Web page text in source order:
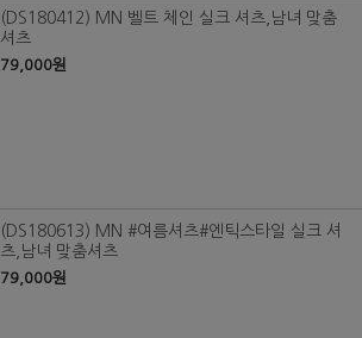
(DS180412) MN 벨트 체인 실크 셔츠,남녀 맞춤
셔츠
79,000원
(DS180613) MN #여름셔츠#엔틱스타일 실크 셔
츠,남녀 맞춤셔츠
79,000원